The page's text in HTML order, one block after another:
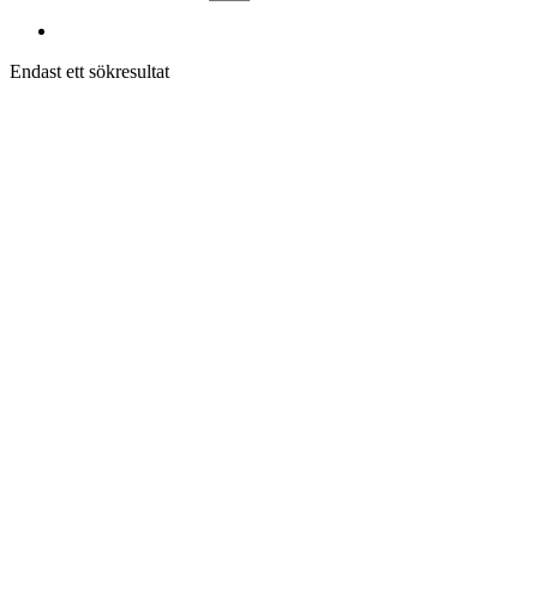
Endast ett sökresultat